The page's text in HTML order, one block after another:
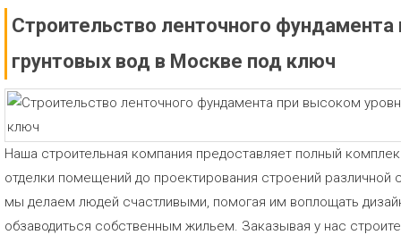
Строительство ленточного
грунтовых вод в Москве под ключ
Наша строительная компания предоставляет полный
отделки помещений до проектирования строений
мы делаем людей счастливыми, помогая им воплощать
обзаводиться собственным жильем. Заказывая у нас